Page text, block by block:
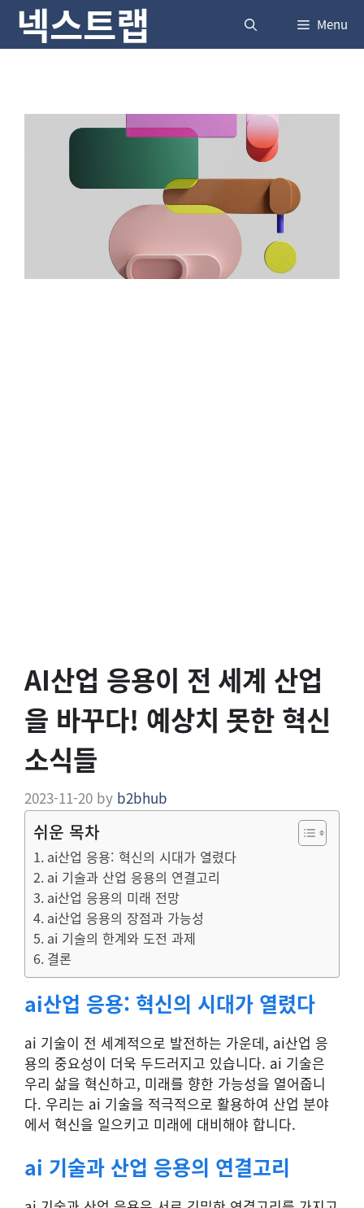
Skip
content
넥스트랩 Menu
AI산업 응용이 전 세계 산업
을 바꾸다! 예상치 못한 혁신
소식들
2023-11-20 by b2bhub
쉬운 목차
ai산업 응용: 혁신의 시대가 열렸다
ai 기술과 산업 응용의 연결고리
ai산업 응용의 미래 전망
ai산업 응용의 장점과 가능성
ai 기술의 한계와 도전 과제
결론
ai산업 응용: 혁신의 시대가 열렸다
ai 기술이 전 세계적으로 발전하는 가운데, ai산업 응
용의 중요성이 더욱 두드러지고 있습니다. ai 기술은
우리 삶을 혁신하고, 미래를 향한 가능성을 열어줍니
다. 우리는 ai 기술을 적극적으로 활용하여 산업 분야
에서 혁신을 일으키고 미래에 대비해야 합니다.
ai 기술과 산업 응용의 연결고리